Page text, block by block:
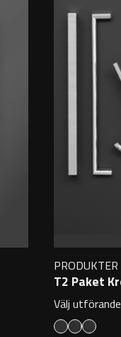
PRODUKTER
T2 Paket
Välj utförande